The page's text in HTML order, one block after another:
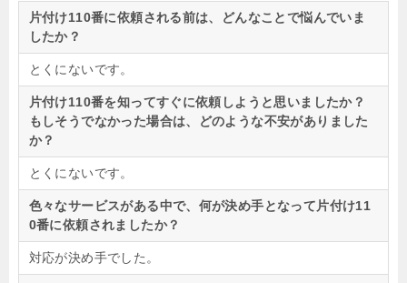
片付け110番に依頼される前は、どんなことで悩んでいま
したか？
とくにないです。
片付け110番を知ってすぐに依頼しようと思いましたか？
もしそうでなかった場合は、どのような不安がありました
か？
とくにないです。
色々なサービスがある中で、何が決め手となって片付け11
0番に依頼されましたか？
対応が決め手でした。